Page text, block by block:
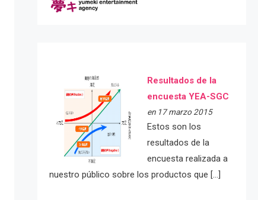
Resultados de la
encuesta YEA-SGC
en 17 marzo 2015
Estos son los
resultados de la
encuesta realizada a
nuestro público sobre los productos que […]